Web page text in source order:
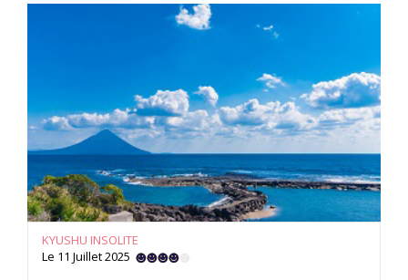
KYUSHU INSOLITE
Le 11 Juillet 2025